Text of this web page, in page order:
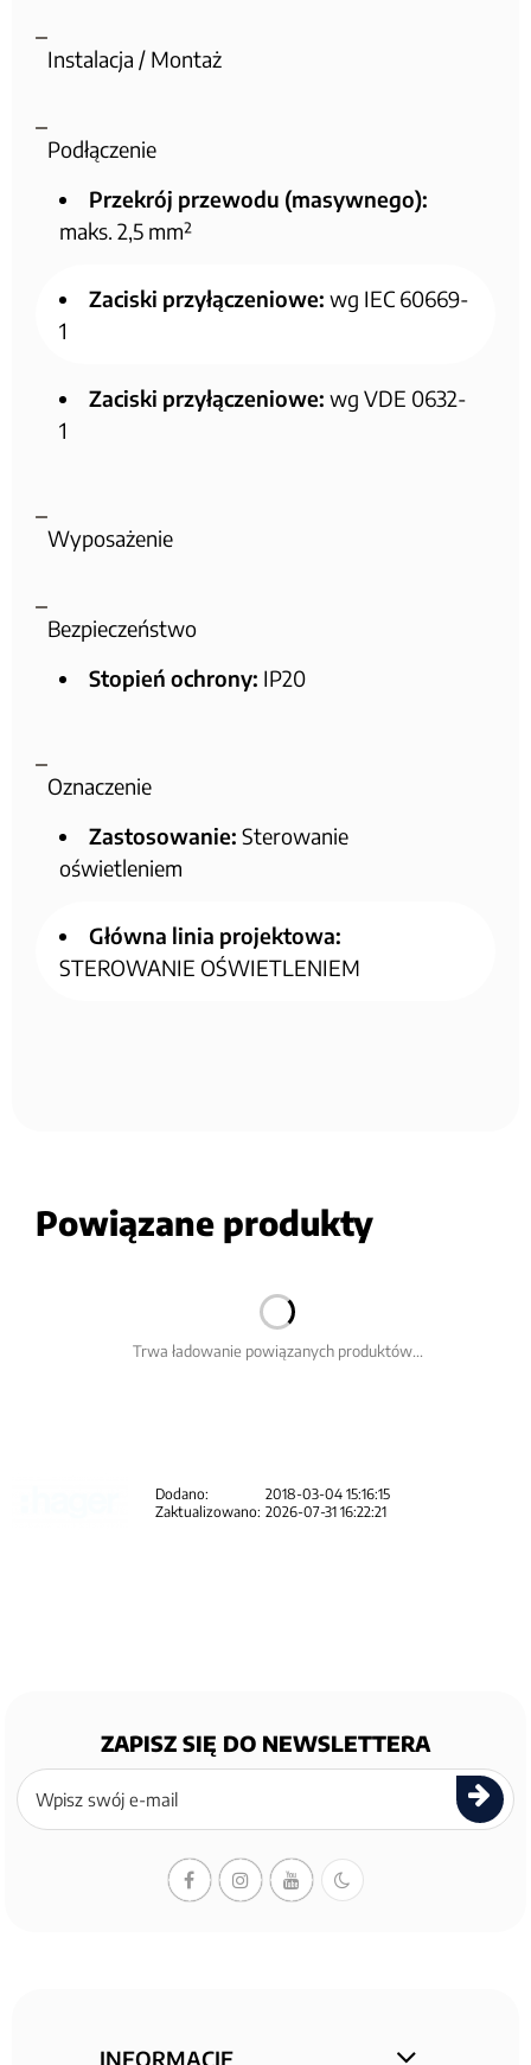
Instalacja / Montaż
Podłączenie
Przekrój przewodu (masywnego):
maks. 2,5 mm²
Zaciski przyłączeniowe: wg IEC 60669-
1
Zaciski przyłączeniowe: wg VDE 0632-
1
Wyposażenie
Bezpieczeństwo
Stopień ochrony: IP20
Oznaczenie
Zastosowanie: Sterowanie
oświetleniem
Główna linia projektowa:
STEROWANIE OŚWIETLENIEM
Powiązane produkty
Trwa ładowanie powiązanych produktów...
Dodano:
2018-03-04 15:16:15
Zaktualizowano: 2026-07-31 16:22:21
ZAPISZ SIĘ DO NEWSLETTERA
Zapisz
się
newslettera
INFORMACJE